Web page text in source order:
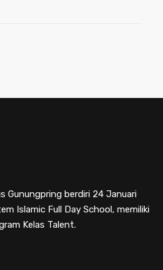
Gunungpring berdiri 24 Januari
Islamic Full Day School, memiliki
Kelas Talent.